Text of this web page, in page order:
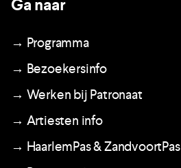
Ga naar
→ Programma
→ Bezoekersinfo
→ Werken bij Patronaat
→ Artiesten info
→ HaarlemPas & ZandvoortPas